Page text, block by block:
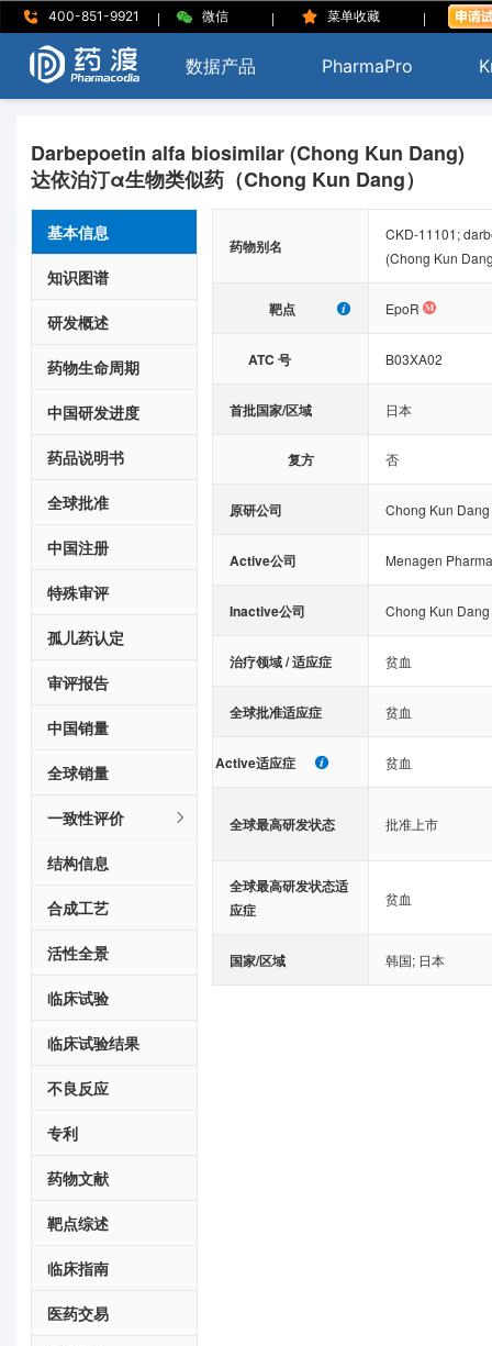
400-851-9921 | 微信 | 菜单收藏 |
数据产品 PharmaPro
Darbepoetin alfa biosimilar (Chong Kun Dang)
达依泊汀α生物类似药（Chong Kun Dang）
基本信息
知识图谱
研发概述
药物生命周期
中国研发进度
药品说明书
全球批准
中国注册
特殊审评
孤儿药认定
审评报告
中国销量
全球销量
一致性评价
结构信息
合成工艺
活性全景
临床试验
临床试验结果
不良反应
专利
药物文献
靶点综述
临床指南
医药交易
药物别名
CKD-11101;
(Chong Kun
靶点 EpoR
ATC 号 B03XA02
首批国家/区域 日本
复方 否
原研公司 Chong Kun
Active公司 Menagen
Inactive公司 Chong Kun
治疗领域 / 适应症 贫血
全球批准适应症 贫血
Active适应症 贫血
全球最高研发状态 批准上市
全球最高研发状态适
应症
贫血
国家/区域 韩国; 日本